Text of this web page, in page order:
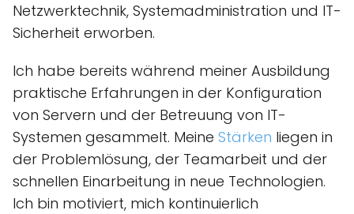
Netzwerktechnik, Systemadministration und IT-
Sicherheit erworben.
Ich habe bereits während meiner Ausbildung
praktische Erfahrungen in der Konfiguration
von Servern und der Betreuung von IT-
Systemen gesammelt. Meine Stärken liegen in
der Problemlösung, der Teamarbeit und der
schnellen Einarbeitung in neue Technologien.
Ich bin motiviert, mich kontinuierlich